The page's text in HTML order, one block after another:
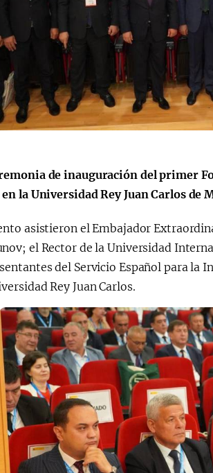
Қарор ва ижро
de inauguración del primer
la Universidad Rey Juan Carlos de
asistieron el Embajador
el Rector de la Universidad
del Servicio Español para la
Rey Juan Carlos.